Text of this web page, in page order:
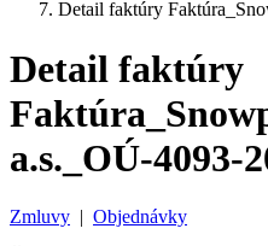
Detail faktúry
Detail faktúry
a.s._OÚ-4093-
Zmluvy | Objednávky